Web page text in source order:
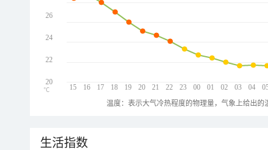
15 16 17 18 19 20 21 22 23 00 01 02 03 04
26
24
22
20
℃
温度：表示大气冷热程度的物理量，气象上给出
生活指数